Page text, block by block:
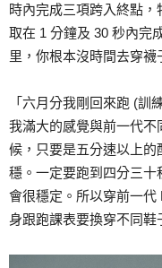
時內完成三項跨入終點
取在 1 分鐘及 30 秒內完
里，你根本沒時間去穿襪
「六月分我剛回來跑 (訓
我滿大的感覺與前一代
候，只要是五分速以上
穩。一定要跑到四分三
會很穩定。所以穿前一
身跟跑課表要換穿不同鞋